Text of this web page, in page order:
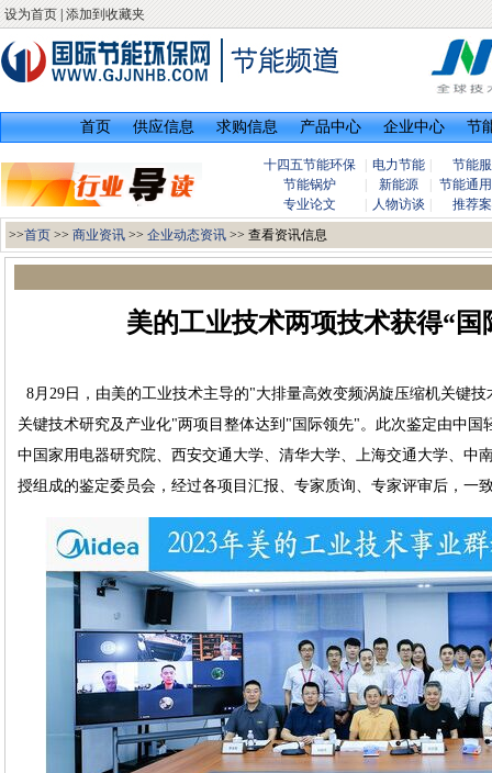
设为首页 添加到收藏夹
首页 供应信息 求购信息 产品中心 企业中心 节
十四五节能环保 电力节能
节能
节能锅炉
新能源
节能通
专业论文
人物访谈
推荐
>>首页>> 商业资讯>> 企业动态资讯>> 查看资讯信息
美的工业技术两项技术获得“国
8月29日，由美的工业技术主导的"大排量高效变频涡旋压缩机关键
关键技术研究及产业化"两项目整体达到"国际领先"。此次鉴定由中国
中国家用电器研究院、西安交通大学、清华大学、上海交通大学、中
授组成的鉴定委员会，经过各项目汇报、专家质询、专家评审后，一